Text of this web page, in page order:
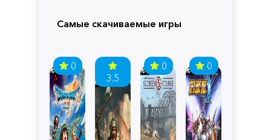
Самые скачиваемые игры
0
3.5
0 0